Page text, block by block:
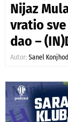
Nijaz
vratio
dao –
Autor: Sanel